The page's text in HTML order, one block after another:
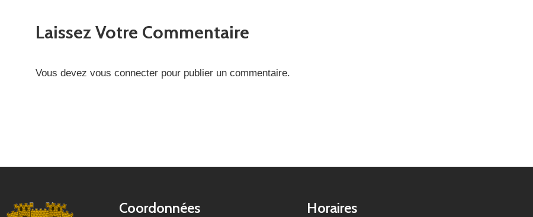
Laissez Votre Commentaire
Vous devezvous connecter pour publier un commentaire.
Coordonnées Horaires